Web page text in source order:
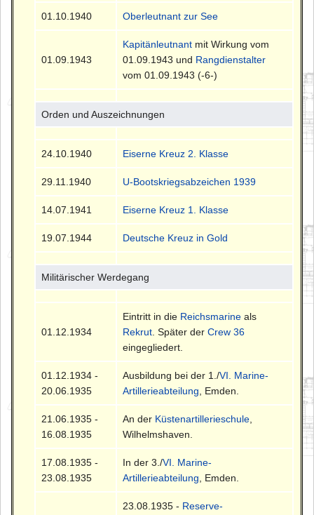
01.10.1940 Oberleutnant zur See
01.09.1943
Kapitänleutnant mit Wirkung vom
01.09.1943 und Rangdienstalter
vom 01.09.1943 (-6-)
Orden und Auszeichnungen
24.10.1940 Eiserne Kreuz 2. Klasse
29.11.1940 U-Bootskriegsabzeichen 1939
14.07.1941 Eiserne Kreuz 1. Klasse
19.07.1944 Deutsche Kreuz in Gold
Militärischer Werdegang
01.12.1934
Eintritt in die Reichsmarine als
Rekrut . Später derCrew 36
eingegliedert.
01.12.1934 -
20.06.1935
Ausbildung bei der 1./VI. Marine-
Artillerieabteilung , Emden.
21.06.1935 -
16.08.1935
An der Küstenartillerieschule
Wilhelmshaven.
17.08.1935 -
23.08.1935
In der 3./VI. Marine-
Artillerieabteilung , Emden.
23.08.1935 - Reserve-